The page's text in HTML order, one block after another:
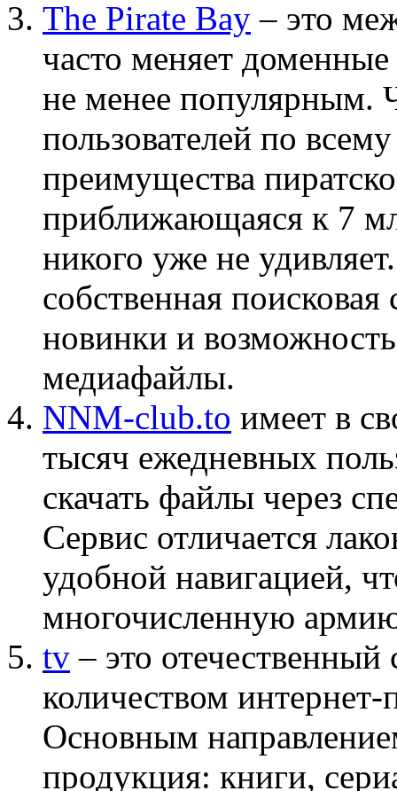
The Pirate Bay – это
часто меняет
не менее популярным.
пользователей по
преимущества
приближающаяся к 7
никого уже не
собственная
новинки и
медиафайлы.
NNM-club.to имеет в
тысяч ежедневных
скачать файлы через
Сервис отличается
удобной навигацией,
многочисленную
tv – это
количеством интернет-
Основным
продукция: книги,